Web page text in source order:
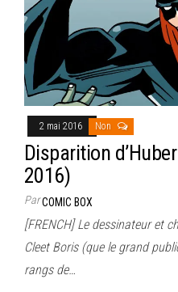
2 mai 2016 Non
Disparition
2016)
ParCOMIC BOX
[FRENCH] Le dessinateur et
Cleet Boris (que le grand
rangs de…